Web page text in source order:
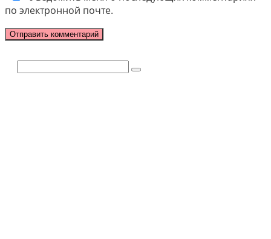
по электронной почте.
Поиск: